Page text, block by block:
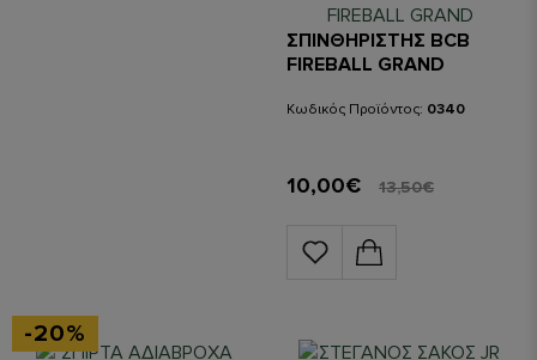
ΣΠΙΝΘΗΡΙΣΤΗΣ BCB
FIREBALL GRAND
Κωδικός Προϊόντος: 0340
10,00€ 13,50€
-20%